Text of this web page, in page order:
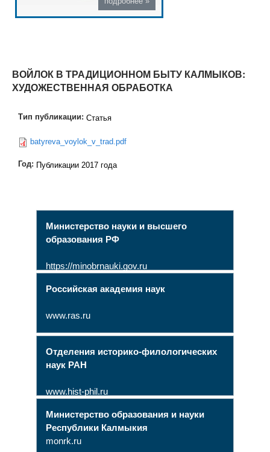
ВОЙЛОК В ТРАДИЦИОННОМ БЫТУ КАЛМЫКОВ:
ХУДОЖЕСТВЕННАЯ ОБРАБОТКА
Тип публикации: Статья
batyreva_voylok_v_trad.pdf
Год: Публикации 2017 года
Министерство науки и высшего
образования РФ
https://minobrnauki.gov.ru
Российская академия наук
www.ras.ru
Отделения историко-филологических
наук РАН
www.hist-phil.ru
Министерство образования и науки
Республики Калмыкия
monrk.ru